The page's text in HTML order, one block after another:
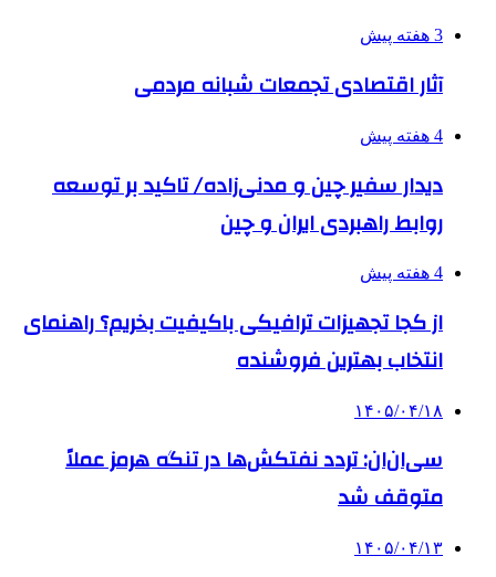
3 هفته پیش
آثار اقتصادی تجمعات شبانه مردمی
4 هفته پیش
دیدار سفیر چین و مدنی‌زاده/ تاکید بر توسعه
روابط راهبردی ایران و چین
4 هفته پیش
از کجا تجهیزات ترافیکی باکیفیت بخریم؟ راهنمای
انتخاب بهترین فروشنده
۱۴۰۵/۰۴/۱۸
سی‌ان‌ان: تردد نفتکش‌ها در تنگه هرمز عملاً
متوقف شد
۱۴۰۵/۰۴/۱۳